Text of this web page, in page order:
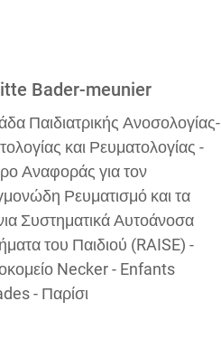
Bader-meunier
Παιδιατρικής Ανοσολογίας-
και Ρευματολογίας -
Αναφοράς για τον
Ρευματισμό και τα
Συστηματικά Αυτοάνοσα
του Παιδιού (RAISE) -
Necker - Enfants
- Παρίσι